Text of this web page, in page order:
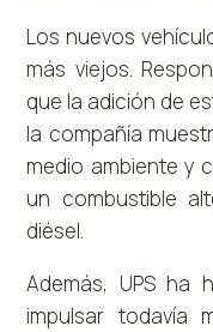
Los nuevos
más viejos.
que la adición de
la compañía
medio ambiente y
un combustible
diésel.
Además, UPS ha
impulsar todavía